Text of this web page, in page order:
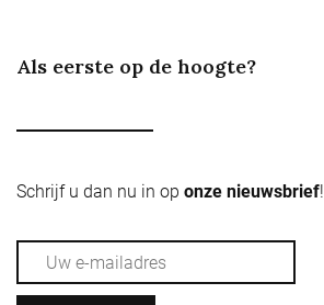
Als eerste op de hoogte?
Schrijf u dan nu in op onze nieuwsbrief!